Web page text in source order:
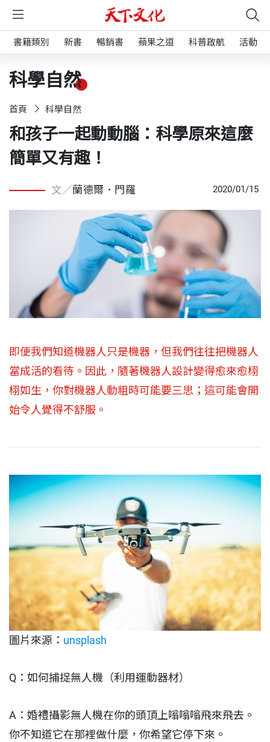
書籍類別 新書 暢銷書 蘋果之道 科普啟航 活動
科學自然
首頁 科學自然
和孩子一起動動腦：科學原來這麼
簡單又有趣！
文／蘭德爾．門羅 2020/01/15
即便我們知道機器人只是機器，但我們往往把機器人
當成活的看待。因此，隨著機器人設計變得愈來愈栩
栩如生，你對機器人動粗時可能要三思；這可能會開
始令人覺得不舒服。
圖片來源： unsplash
Q：如何捕捉無人機（利用運動器材）
A：婚禮攝影無人機在你的頭頂上嗡嗡嗡飛來飛去。
你不知道它在那裡做什麼，你希望它停下來。